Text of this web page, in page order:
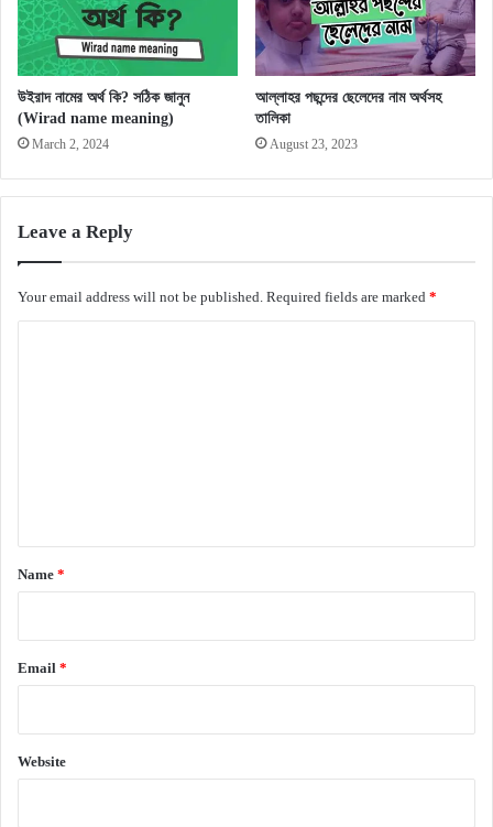
উইরাদ নামের অর্থ কি? সঠিক জানুন
(Wirad name meaning)
March 2, 2024
আল্লাহর পছন্দের ছেলেদের নাম অর্থসহ
তালিকা
August 23, 2023
Leave a Reply
Your email address will not be published. Required fields are marked *
*
Name *
Email *
Website